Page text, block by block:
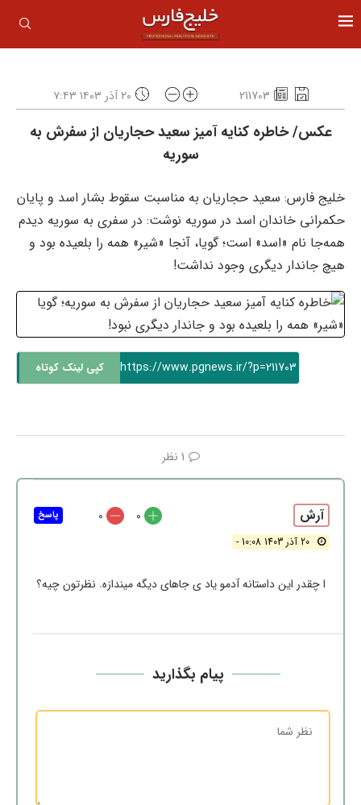
211703 ۲۰ آذر ۱۴۰۳ ۷:۴۳
عکس/ خاطره کنایه آمیز سعید حجاریان از سفرش به
سوریه
خلیج فارس: سعید حجاريان به مناسبت سقوط بشار اسد و پایان
حکمرانی خاندان اسد در سوریه نوشت: در سفری به سوریه دیدم
همه‌جا نام «اسد» است؛ گویا، آنجا «شیر» همه را بلعیده بود و
هیچ جاندار دیگری وجود نداشت!
https://www.pgnews.ir/?p=211703 کپی لینک کوتاه
1 نظر
آرش
20 آذر 1403 10:08 -
0
0
ا چقدر این داستانه آدمو یاد ی جاهای دیگه میندازه. نظرتون چیه؟
پاسخ
پیام بگذارید